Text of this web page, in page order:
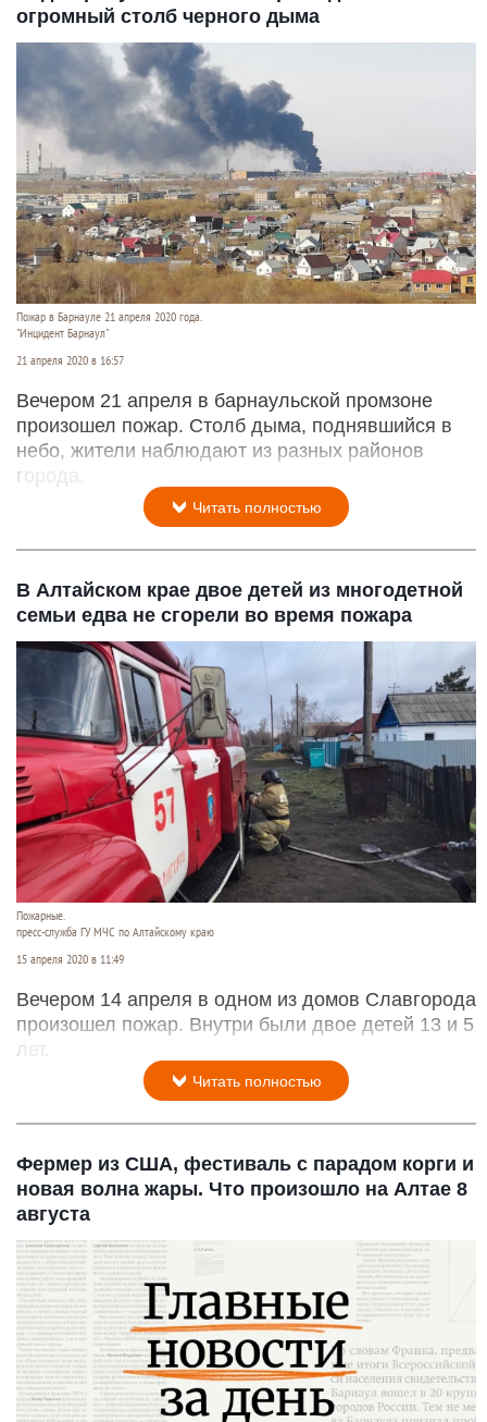
огромный столб черного дыма
Пожар в Барнауле 21 апреля 2020 года.
"Инцидент Барнаул"
21 апреля 2020 в 16:57
Вечером 21 апреля в барнаульской промзоне
произошел пожар. Столб дыма, поднявшийся в
небо, жители наблюдают из разных районов
города.
Читать полностью
В Алтайском крае двое детей из многодетной
семьи едва не сгорели во время пожара
Пожарные.
пресс-служба ГУ МЧС по Алтайскому краю
15 апреля 2020 в 11:49
Вечером 14 апреля в одном из домов Славгорода
произошел пожар. Внутри были двое детей 13 и 5
лет.
Читать полностью
Фермер из США, фестиваль с парадом корги и
новая волна жары. Что произошло на Алтае 8
августа